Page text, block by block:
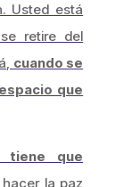
Usted está
retire del
cuando se
que
tiene que
la paz